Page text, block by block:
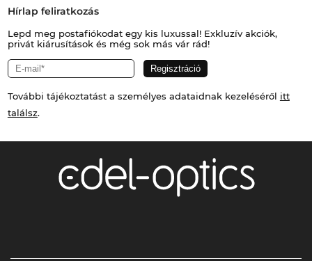
Hírlap feliratkozás
Lepd meg postafiókodat egy kis luxussal! Exkluzív akciók,
privát kiárusítások és még sok más vár rád!
További tájékoztatást a személyes adataidnak kezeléséről itt
találsz.